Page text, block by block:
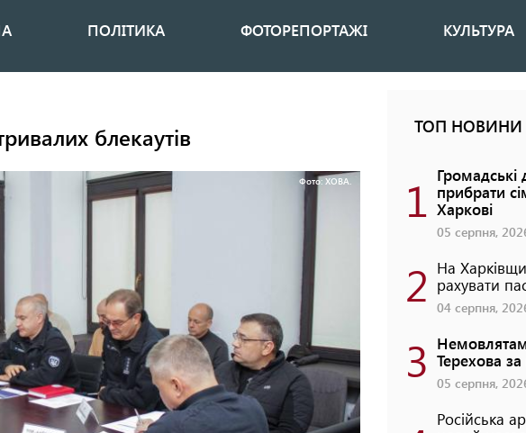
ПОЛІТИКА ФОТОРЕПОРТАЖІ КУЛЬТУРА
блекаутів
Фото: ХОВА.
ТОП НОВИНИ
1 Громадські
прибрати
Харкові
05 серпня,
2 На
рахувати
04 серпня,
3 Терехова
05 серпня,
Російська